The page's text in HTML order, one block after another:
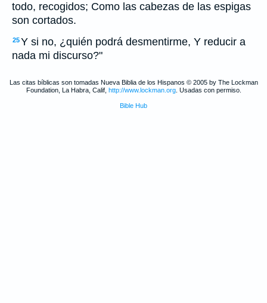
todo, recogidos; Como las cabezas de las espigas
son cortados.
25Y si no, ¿quién podrá desmentirme, Y reducir a
nada mi discurso?"
Las citas bíblicas son tomadas Nueva Biblia de los Hispanos © 2005 by The Lockman
Foundation, La Habra, Calif, http://www.lockman.org. Usadas con permiso.
Bible Hub